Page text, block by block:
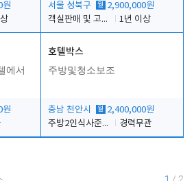
원
서울 성북구 월 2,900,000원
객실판매 및 고객응대
1년 이상
에서
원
호텔박스
주방및청소보조
충남 천안시 월 2,400,000원
주방2인식사준비및청소린렌보조
경력무관